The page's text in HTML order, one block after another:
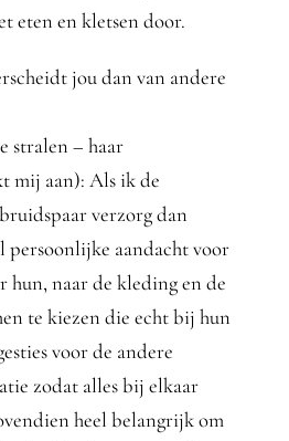
eten en kletsen door.
jou dan van andere
stralen – haar
mij aan): Als ik de
verzorg dan
persoonlijke aandacht voor
hun, naar de kleding en de
te kiezen die echt bij hun
voor de andere
zodat alles bij elkaar
heel belangrijk om